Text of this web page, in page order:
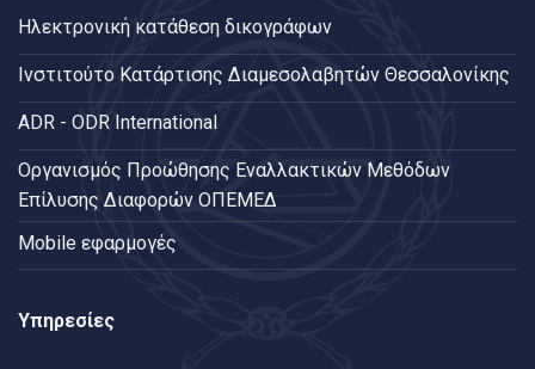
Ηλεκτρονική κατάθεση δικογράφων
Ινστιτούτο Κατάρτισης Διαμεσολαβητών Θεσσαλονίκης
ADR - ODR International
Oργανισμός Προώθησης Εναλλακτικών Μεθόδων
Επίλυσης Διαφορών ΟΠΕΜΕΔ
Mobile εφαρμογές
Υπηρεσίες